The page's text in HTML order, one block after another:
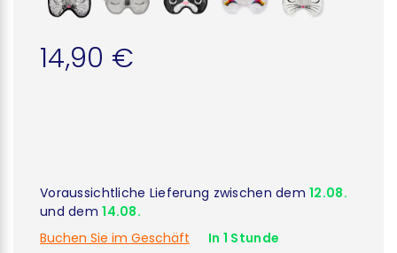
14,90 €
Voraussichtliche Lieferung zwischen dem12.08.
und dem14.08.
Buchen Sie im Geschäft
In 1 Stunde